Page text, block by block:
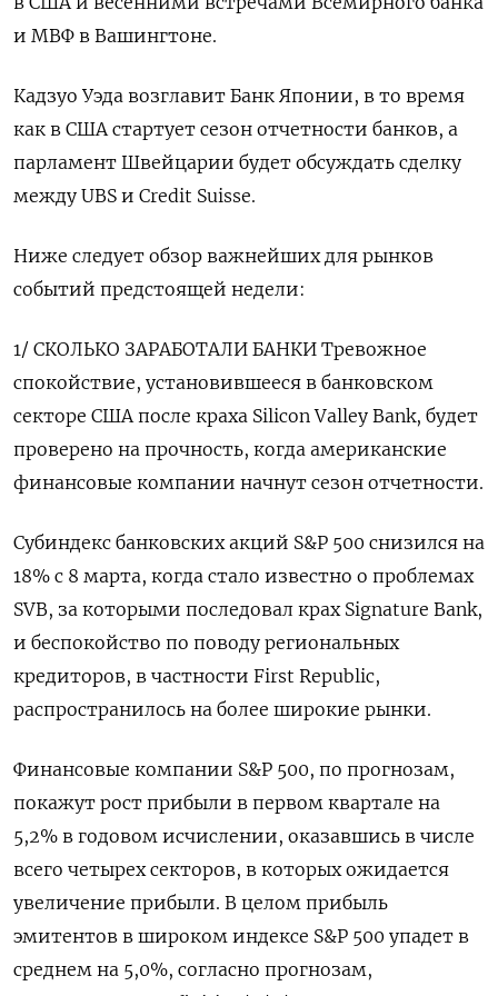
и МВФ в Вашингтоне.
Кадзуо Уэда возглавит Банк Японии, в то время
как в США стартует сезон отчетности банков, а
парламент Швейцарии будет обсуждать сделку
между UBS и Credit Suisse.
Ниже следует обзор важнейших для рынков
событий предстоящей недели:
1/ СКОЛЬКО ЗАРАБОТАЛИ БАНКИ Тревожное
спокойствие, установившееся в банковском
секторе США после краха Silicon Valley Bank, будет
проверено на прочность, когда американские
финансовые компании начнут сезон отчетности.
Субиндекс банковских акций S&P 500 снизился на
18% с 8 марта, когда стало известно о проблемах
SVB, за которыми последовал крах Signature Bank,
и беспокойство по поводу региональных
кредиторов, в частности First Republic,
распространилось на более широкие рынки.
Финансовые компании S&P 500, по прогнозам,
покажут рост прибыли в первом квартале на
5,2% в годовом исчислении, оказавшись в числе
всего четырех секторов, в которых ожидается
увеличение прибыли. В целом прибыль
эмитентов в широком индексе S&P 500 упадет в
среднем на 5,0%, согласно прогнозам,